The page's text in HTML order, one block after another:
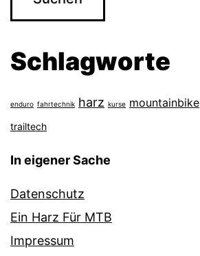
Schlagworte
enduro fahrtechnik harz kurse mountainbike
trailtech
In eigener Sache
Datenschutz
Ein Harz Für MTB
Impressum